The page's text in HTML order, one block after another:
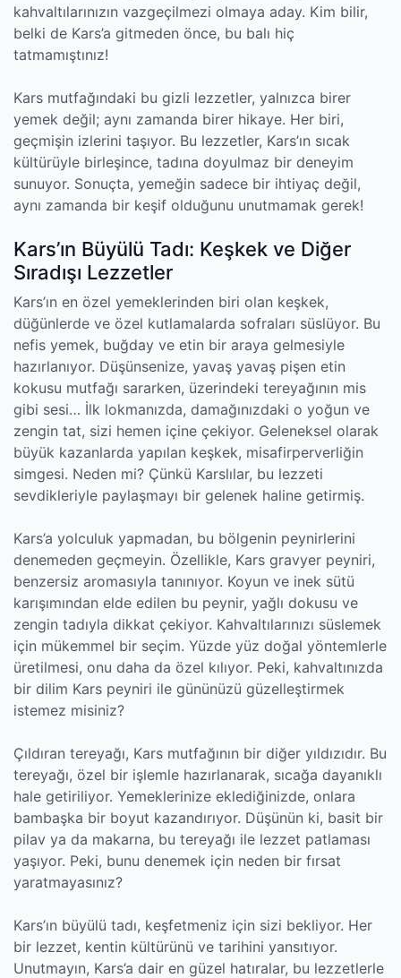
kahvaltılarınızın vazgeçilmezi olmaya aday. Kim bilir,
belki de Kars’a gitmeden önce, bu balı hiç
tatmamıştınız!
Kars mutfağındaki bu gizli lezzetler, yalnızca birer
yemek değil; aynı zamanda birer hikaye. Her biri,
geçmişin izlerini taşıyor. Bu lezzetler, Kars’ın sıcak
kültürüyle birleşince, tadına doyulmaz bir deneyim
sunuyor. Sonuçta, yemeğin sadece bir ihtiyaç değil,
aynı zamanda bir keşif olduğunu unutmamak gerek!
Kars’ın Büyülü Tadı: Keşkek ve Diğer
Sıradışı Lezzetler
Kars’ın en özel yemeklerinden biri olan keşkek,
düğünlerde ve özel kutlamalarda sofraları süslüyor. Bu
nefis yemek, buğday ve etin bir araya gelmesiyle
hazırlanıyor. Düşünsenize, yavaş yavaş pişen etin
kokusu mutfağı sararken, üzerindeki tereyağının mis
gibi sesi… İlk lokmanızda, damağınızdaki o yoğun ve
zengin tat, sizi hemen içine çekiyor. Geleneksel olarak
büyük kazanlarda yapılan keşkek, misafirperverliğin
simgesi. Neden mi? Çünkü Karslılar, bu lezzeti
sevdikleriyle paylaşmayı bir gelenek haline getirmiş.
Kars’a yolculuk yapmadan, bu bölgenin peynirlerini
denemeden geçmeyin. Özellikle, Kars gravyer peyniri,
benzersiz aromasıyla tanınıyor. Koyun ve inek sütü
karışımından elde edilen bu peynir, yağlı dokusu ve
zengin tadıyla dikkat çekiyor. Kahvaltılarınızı süslemek
için mükemmel bir seçim. Yüzde yüz doğal yöntemlerle
üretilmesi, onu daha da özel kılıyor. Peki, kahvaltınızda
bir dilim Kars peyniri ile gününüzü güzelleştirmek
istemez misiniz?
Çıldıran tereyağı, Kars mutfağının bir diğer yıldızıdır. Bu
tereyağı, özel bir işlemle hazırlanarak, sıcağa dayanıklı
hale getiriliyor. Yemeklerinize eklediğinizde, onlara
bambaşka bir boyut kazandırıyor. Düşünün ki, basit bir
pilav ya da makarna, bu tereyağı ile lezzet patlaması
yaşıyor. Peki, bunu denemek için neden bir fırsat
yaratmayasınız?
Kars’ın büyülü tadı, keşfetmeniz için sizi bekliyor. Her
bir lezzet, kentin kültürünü ve tarihini yansıtıyor.
Unutmayın, Kars’a dair en güzel hatıralar, bu lezzetlerle